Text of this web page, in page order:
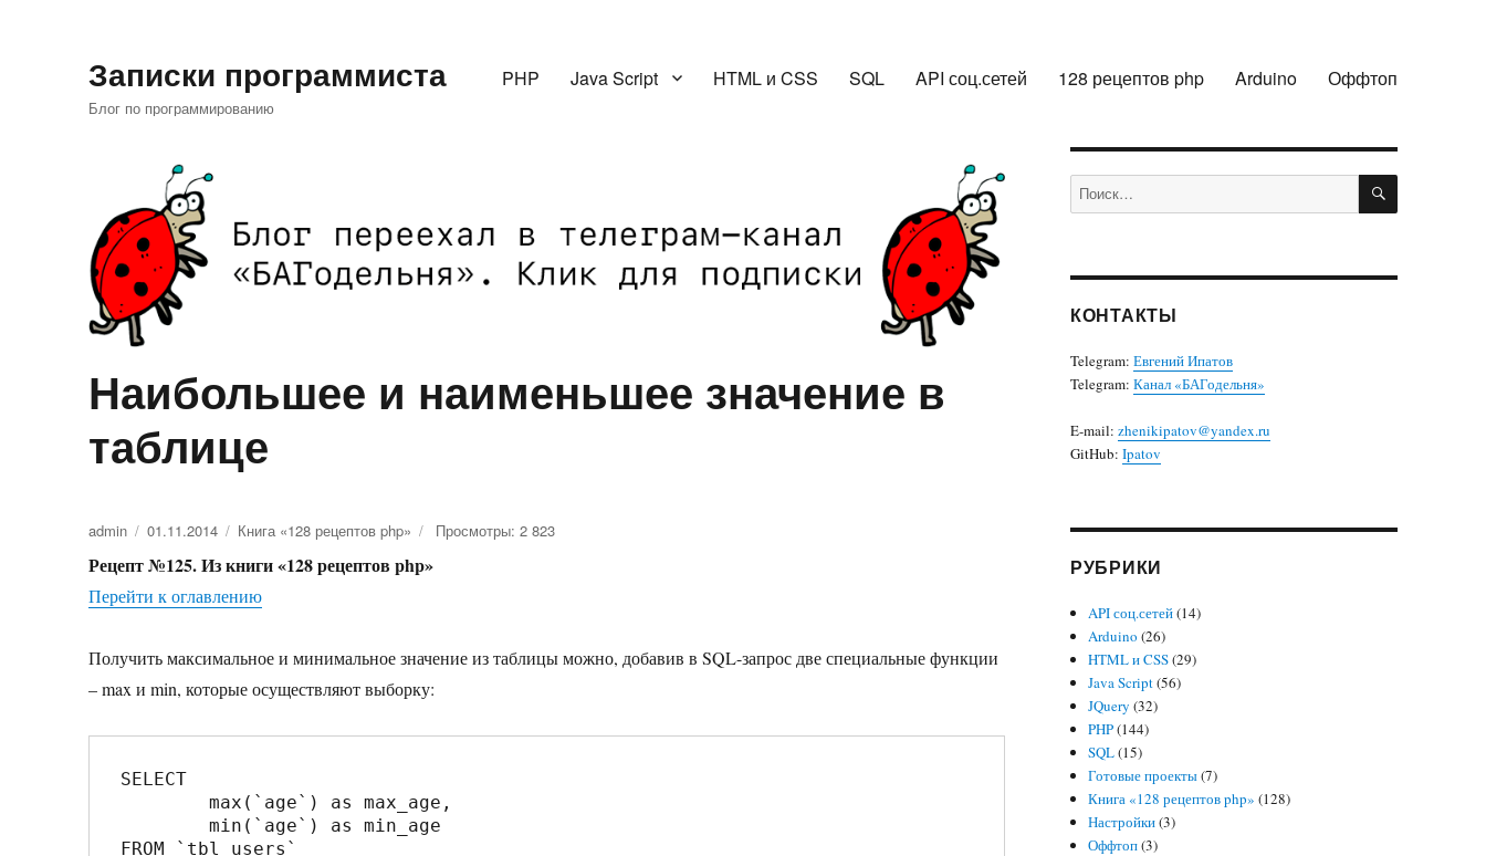
Записки программиста
Блог по программированию
PHP Java Script HTML и CSS SQL API соц.сетей 128 рецептов php Arduino Оффтоп
Наибольшее и наименьшее значение в
таблице
Автор
admin Опубликовано
01.11.2014 Рубрики
Книга «128 рецептов php» Просмотры: 2 823
Рецепт №125. Из книги «128 рецептов php»
Перейти к оглавлению
Получить максимальное и минимальное значение из таблицы можно, добавив в SQL-запрос две специальные функции
– max и min, которые осуществляют выборку:
SELECT
	max(`age`) as max_age,
	min(`age`) as min_age
Искать: ПОИСК
КОНТАКТЫ
Telegram: Евгений Ипатов
Telegram: Канал «БАГодельня»
E-mail: zhenikipatov@yandex.ru
GitHub: Ipatov
РУБРИКИ
API соц.сетей(14)
Arduino (26)
HTML и CSS(29)
Java Script(56)
JQuery (32)
PHP(144)
SQL(15)
Готовые проекты(7)
Книга «128 рецептов php» (128)
Настройки(3)
Оффтоп(3)